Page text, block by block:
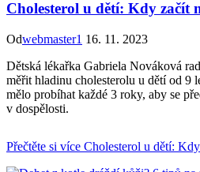
Cholesterol u dětí: Kdy začít
Odwebmaster1 16. 11. 2023
Dětská lékařka Gabriela Nováková
měřit hladinu cholesterolu u dětí od 9
mělo probíhat každé 3 roky, aby se
v dospělosti.
Přečtěte si více Cholesterol u dětí: